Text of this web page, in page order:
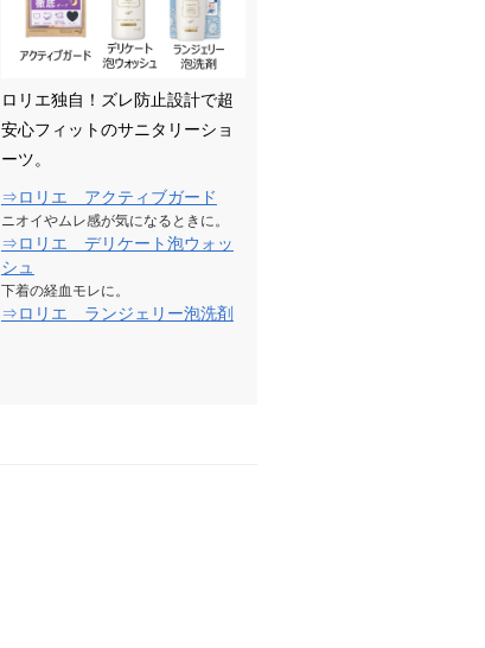
ロリエ独自！ズレ防止設計で超
安心フィットのサニタリーショ
ーツ。
⇒ロリエ アクティブガード
ニオイやムレ感が気になるときに。
⇒ロリエ デリケート泡ウォッ
シュ
下着の経血モレに。
⇒ロリエ ランジェリー泡洗剤